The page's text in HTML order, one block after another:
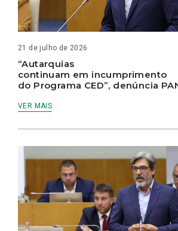
21 de julho de 2026
“Autarquias
continuam em incumprimento
do Programa CED”, denúncia
VER MAIS